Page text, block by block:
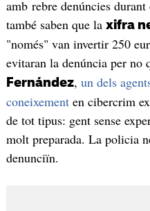
amb rebre denúncies
també saben que la xifra
"només" van invertir 250
evitaran la denúncia per no
Fernández, un dels
coneixementen cibercrim
de tot tipus: gent sense
molt preparada. La policia
denunciïn.